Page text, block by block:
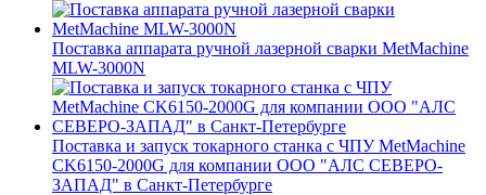
Поставка аппарата ручной лазерной сварки MetMachine
MLW-3000N
Поставка и запуск токарного станка с ЧПУ MetMachine
CK6150-2000G для компании ООО "АЛС СЕВЕРО-
ЗАПАД" в Санкт-Петербурге